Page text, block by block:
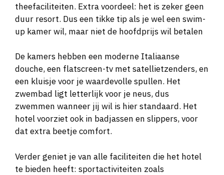
theefaciliteiten. Extra voordeel: het is zeker geen
duur resort. Dus een tikke tip als je wel een swim-
up kamer wil, maar niet de hoofdprijs wil betalen
De kamers hebben een moderne Italiaanse
douche, een flatscreen-tv met satellietzenders, en
een kluisje voor je waardevolle spullen. Het
zwembad ligt letterlijk voor je neus, dus
zwemmen wanneer jij wil is hier standaard. Het
hotel voorziet ook in badjassen en slippers, voor
dat extra beetje comfort.
Verder geniet je van alle faciliteiten die het hotel
te bieden heeft: sportactiviteiten zoals